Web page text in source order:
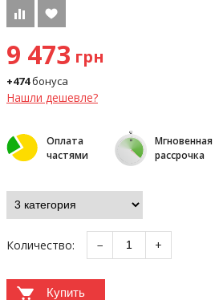
9 473 грн
+474бонуса
Нашли дешевле?
Оплата
частями
Мгновенная
рассрочка
Количество: − +
Купить